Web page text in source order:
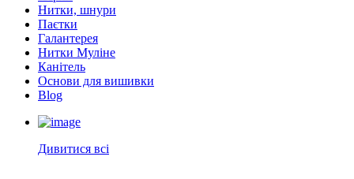
Нитки, шнури
Паєтки
Галантерея
Нитки Муліне
Канітель
Основи для вишивки
Blog
Дивитися всі